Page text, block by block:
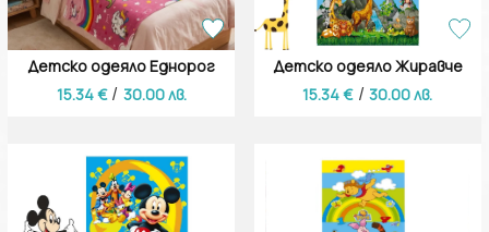
Детско одеяло Еднорог
15.34 € / 30.00 лв.
Детско одеяло Жиравче
15.34 € / 30.00 лв.